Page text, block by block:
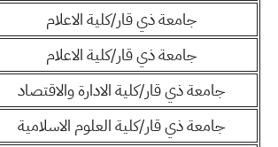
جامعة ذي قار/كلية الاعلام
جامعة ذي قار/كلية الاعلام
جامعة ذي قار/كلية الادارة والاقتصاد
جامعة ذي قار/كلية العلوم الاسلامية